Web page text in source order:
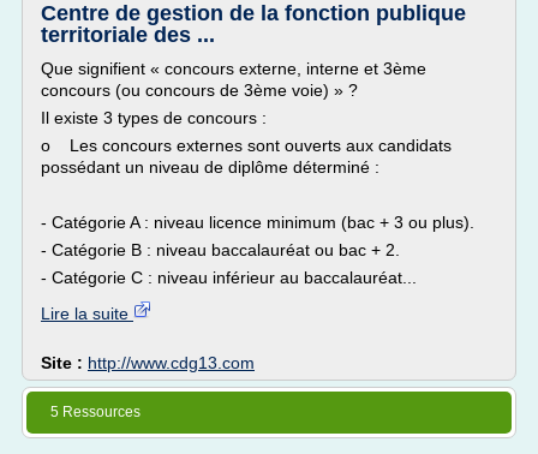
Centre de gestion de la fonction publique
territoriale des ...
Que signifient « concours externe, interne et 3ème
concours (ou concours de 3ème voie) » ?
Il existe 3 types de concours :
o Les concours externes sont ouverts aux candidats
possédant un niveau de diplôme déterminé :
- Catégorie A : niveau licence minimum (bac + 3 ou plus).
- Catégorie B : niveau baccalauréat ou bac + 2.
- Catégorie C : niveau inférieur au baccalauréat...
Lire la suite
Site : http://www.cdg13.com
5 Ressources